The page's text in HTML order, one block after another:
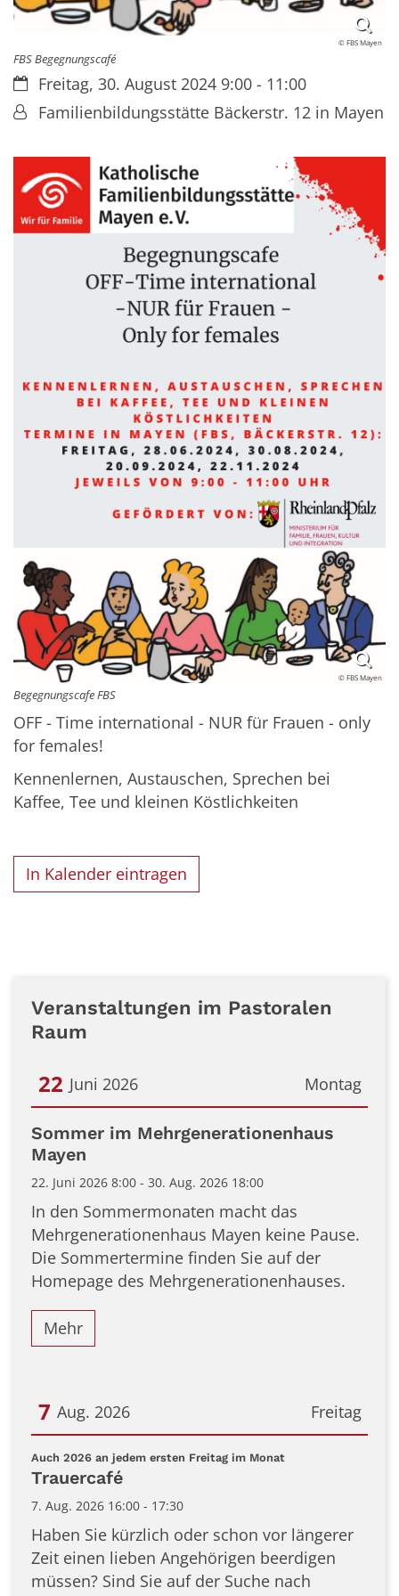
© FBS Mayen
FBS Begegnungscafé
Datum:Freitag, 30. August 2024 9:00 - 11:00
Von:Familienbildungsstätte Bäckerstr. 12 in Mayen
© FBS Mayen
Begegnungscafe FBS
OFF - Time international - NUR für Frauen - only
for females!
Kennenlernen, Austauschen, Sprechen bei
Kaffee, Tee und kleinen Köstlichkeiten
In Kalender eintragen
Veranstaltungen im Pastoralen
Raum
Montag
22 Juni 2026
Datum: 22. Juni 2026
Sommer im Mehrgenerationenhaus
Mayen
22. Juni 2026 8:00 - 30. Aug. 2026 18:00
In den Sommermonaten macht das
Mehrgenerationenhaus Mayen keine Pause.
Die Sommertermine finden Sie auf der
Homepage des Mehrgenerationenhauses.
Mehr
Freitag
7 Aug. 2026
Datum: 7. August 2026
Auch 2026 an jedem ersten Freitag im Monat:
Trauercafé
7. Aug. 2026 16:00 - 17:30
Haben Sie kürzlich oder schon vor längerer
Zeit einen lieben Angehörigen beerdigen
müssen? Sind Sie auf der Suche nach